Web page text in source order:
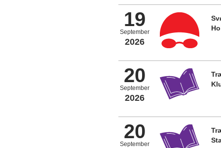
19
September
2026
20
September
2026
20
September